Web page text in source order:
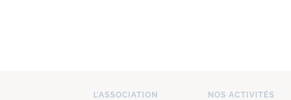
L’ASSOCIATION NOS ACTIVITÉS